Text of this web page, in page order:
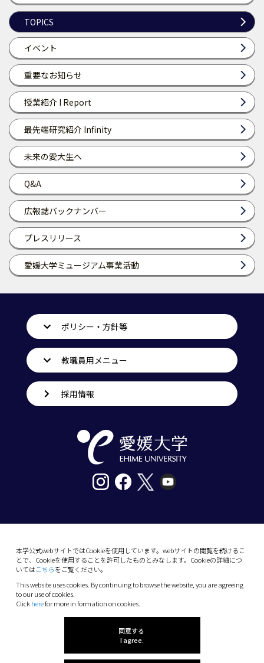
TOPICS
イベント
重要なお知らせ
授業紹介 I Report
最先端研究紹介 Infinity
未来の愛大生へ
Q&A
広報誌バックナンバー
プレスリリース
愛媛大学ミュージアム事業活動
本学公式webサイトではCookieを使用しています。webサイトの閲覧を続けるこ
とで、Cookieを使用することを許可したものとみなします。Cookieの詳細につ
いてはこちらをご覧ください。
This website uses cookies. By continuing to browse the website, you are agreeing
to our use of cookies.
Clickherefor more in formation on cookies.
同意する
I agree.
ポリシー・方針等
教職員用メニュー
採用情報
10-13 Dogo-Himata, Matsuyama, Ehime 790-
Phone: +81 89-927-9000
(C) 2026 Ehime University.